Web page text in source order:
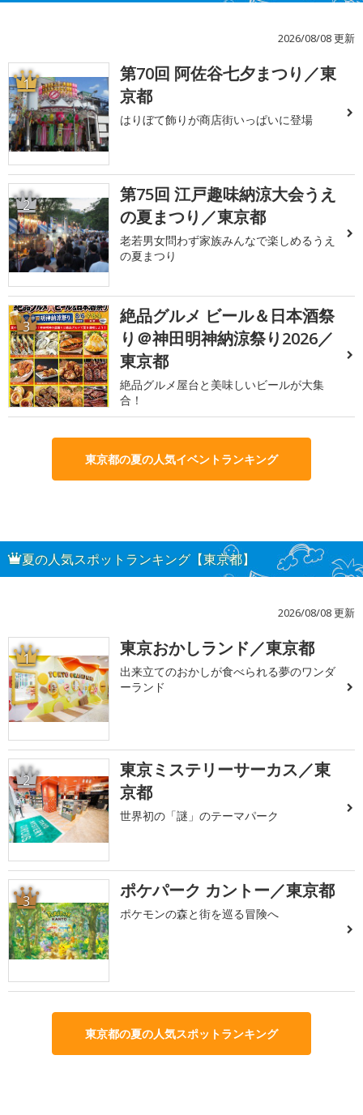
2026/08/08 更新
1
第70回 阿佐谷七夕まつり／東
京都
はりぼて飾りが商店街いっぱいに登場
2
第75回 江戸趣味納涼大会うえ
の夏まつり／東京都
老若男女問わず家族みんなで楽しめるうえ
の夏まつり
3
絶品グルメ ビール＆日本酒祭
り＠神田明神納涼祭り2026／
東京都
絶品グルメ屋台と美味しいビールが大集
合！
東京都の夏の人気イベントランキング
夏の人気スポットランキング【東京都】
2026/08/08 更新
1 東京おかしランド／東京都
出来立てのおかしが食べられる夢のワンダ
ーランド
2
東京ミステリーサーカス／東
京都
世界初の「謎」のテーマパーク
3 ポケパーク カントー／東京都
ポケモンの森と街を巡る冒険へ
東京都の夏の人気スポットランキング